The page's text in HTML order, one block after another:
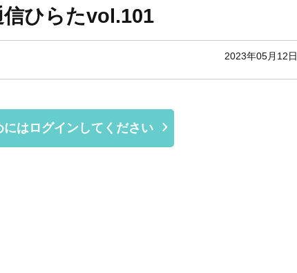
ひらたvol.101
2023年05月12日
はログインしてください